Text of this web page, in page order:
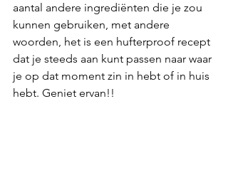
aantal andere ingrediënten die je zou
kunnen gebruiken, met andere
woorden, het is een hufterproof recept
dat je steeds aan kunt passen naar waar
je op dat moment zin in hebt of in huis
hebt. Geniet ervan!!